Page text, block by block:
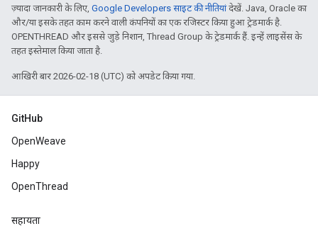
ज़्यादा जानकारी के लिए, Google Developers साइट की नीतियांदेखें. Java, Oracle का
और/या इसके तहत काम करने वाली कंपनियों का एक रजिस्टर किया हुआ ट्रेडमार्क है.
OPENTHREAD और इससे जुड़े निशान, Thread Group के ट्रेडमार्क हैं. इन्हें लाइसेंस के
तहत इस्तेमाल किया जाता है.
आखिरी बार 2026-02-18 (UTC) को अपडेट किया गया.
GitHub
OpenWeave
Happy
OpenThread
सहायता